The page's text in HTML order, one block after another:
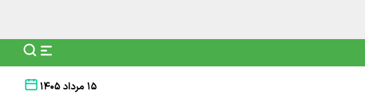
۱۵ مرداد ۱۴۰۵